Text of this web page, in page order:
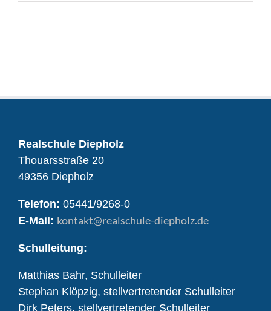
Realschule Diepholz
Thouarsstraße 20
49356 Diepholz
Telefon: 05441/9268-0
E-Mail: kontakt@realschule-diepholz.de
Schulleitung:
Matthias Bahr, Schulleiter
Stephan Klöpzig, stellvertretender Schulleiter
Dirk Peters, stellvertretender Schulleiter